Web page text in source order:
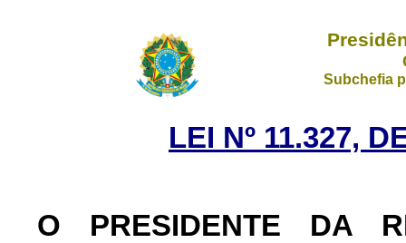
Subchefia
LEI Nº 11.327,
O PRESIDENTE DA